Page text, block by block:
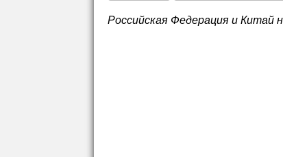
Российская Федерация и Китай